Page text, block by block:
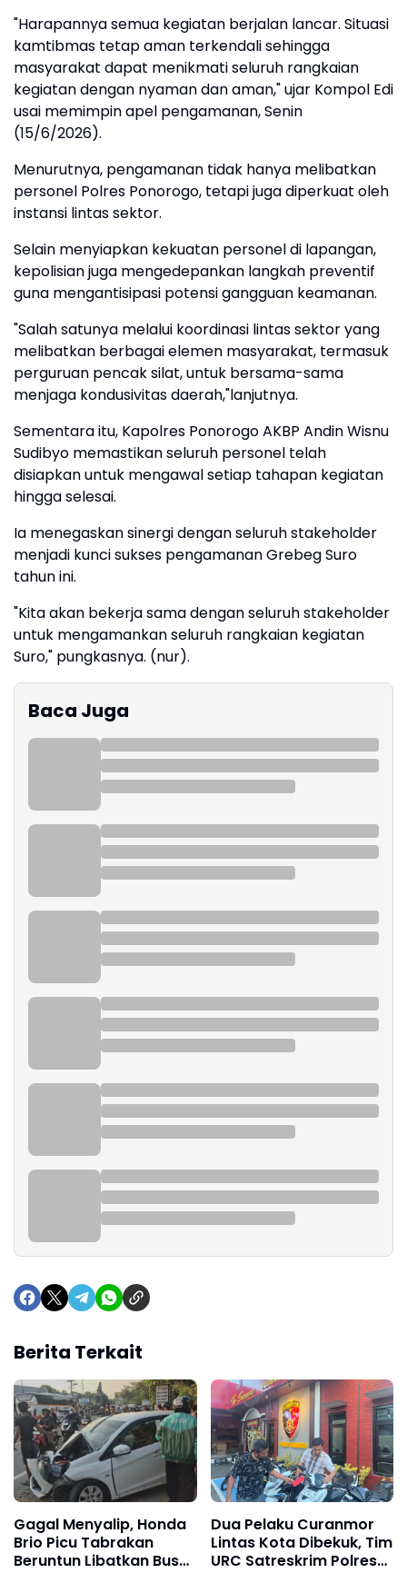
"Harapannya semua kegiatan berjalan lancar. Situasi
kamtibmas tetap aman terkendali sehingga
masyarakat dapat menikmati seluruh rangkaian
kegiatan dengan nyaman dan aman," ujar Kompol Edi
usai memimpin apel pengamanan, Senin
(15/6/2026).
Menurutnya, pengamanan tidak hanya melibatkan
personel Polres Ponorogo, tetapi juga diperkuat oleh
instansi lintas sektor.
Selain menyiapkan kekuatan personel di lapangan,
kepolisian juga mengedepankan langkah preventif
guna mengantisipasi potensi gangguan keamanan.
"Salah satunya melalui koordinasi lintas sektor yang
melibatkan berbagai elemen masyarakat, termasuk
perguruan pencak silat, untuk bersama-sama
menjaga kondusivitas daerah,"lanjutnya.
Sementara itu, Kapolres Ponorogo AKBP Andin Wisnu
Sudibyo memastikan seluruh personel telah
disiapkan untuk mengawal setiap tahapan kegiatan
hingga selesai.
Ia menegaskan sinergi dengan seluruh stakeholder
menjadi kunci sukses pengamanan Grebeg Suro
tahun ini.
"Kita akan bekerja sama dengan seluruh stakeholder
untuk mengamankan seluruh rangkaian kegiatan
Suro," pungkasnya. (nur).
Baca Juga
Berita Terkait
Gagal Menyalip, Honda
Brio Picu Tabrakan
Beruntun Libatkan Bus
Dua Pelaku Curanmor
Lintas Kota Dibekuk, Tim
URC Satreskrim Polres